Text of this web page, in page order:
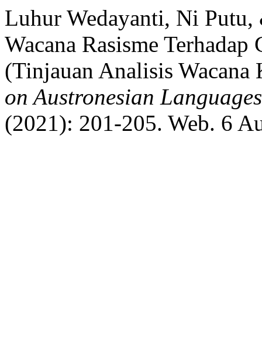
Luhur Wedayanti, Ni
Wacana Rasisme
(Tinjauan Analisis
on Austronesian
(2021): 201-205. Web. 6